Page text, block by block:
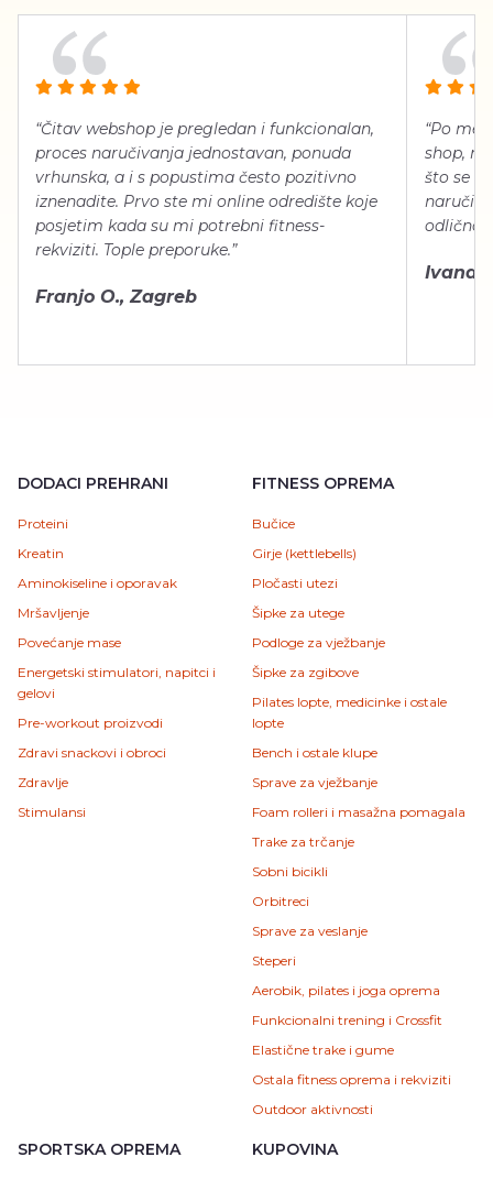
“Čitav webshop je pregledan i funkcionalan,
proces naručivanja jednostavan, ponuda
vrhunska, a i s popustima često pozitivno
iznenadite. Prvo ste mi online odredište koje
posjetim kada su mi potrebni fitness-
rekviziti. Tople preporuke.”
Franjo O., Zagreb
“Po
shop,
što se
naručiti,
odlično
Ivana
DODACI PREHRANI
Proteini
Kreatin
Aminokiseline i oporavak
Mršavljenje
Povećanje mase
Energetski stimulatori, napitci i
gelovi
Pre-workout proizvodi
Zdravi snackovi i obroci
Zdravlje
Stimulansi
FITNESS OPREMA
Bučice
Girje (kettlebells)
Pločasti utezi
Šipke za utege
Podloge za vježbanje
Šipke za zgibove
Pilates lopte, medicinke i ostale
lopte
Bench i ostale klupe
Sprave za vježbanje
Foam rolleri i masažna pomagala
Trake za trčanje
Sobni bicikli
Orbitreci
Sprave za veslanje
Steperi
Aerobik, pilates i joga oprema
Funkcionalni trening i Crossfit
Elastične trake i gume
Ostala fitness oprema i rekviziti
Outdoor aktivnosti
SPORTSKA OPREMA KUPOVINA